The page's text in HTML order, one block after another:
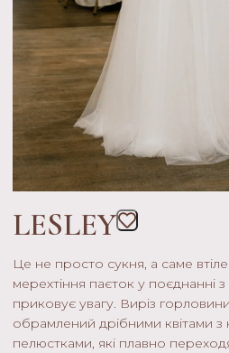
LESLEY
Це не просто сукня, а саме
мерехтіння паєток у поєднанні
приковує увагу. Виріз
обрамлений дрібними квітами з
пелюстками, які плавно